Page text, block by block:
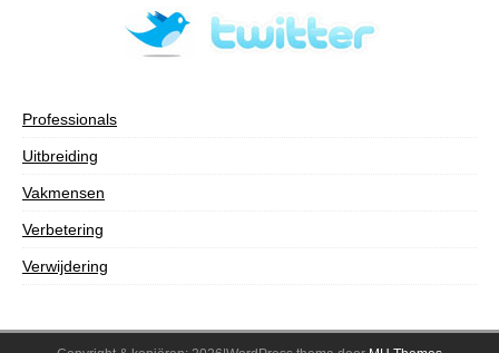
Professionals
Uitbreiding
Vakmensen
Verbetering
Verwijdering